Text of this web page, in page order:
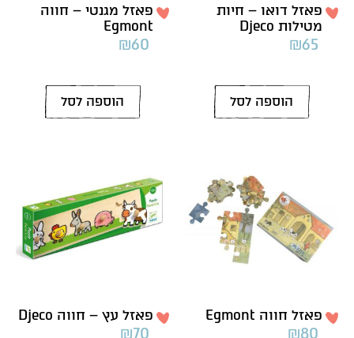
פאזל דואו – חיות
מטילות Djeco
₪65
הוספה לסל
פאזל מגנטי – חווה
Egmont
₪60
הוספה לסל
פאזל חווה Egmont
₪80
פאזל עץ – חווה Djeco
₪70